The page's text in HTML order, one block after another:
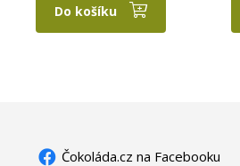
Do košíku
Čokoláda.cz na Facebooku